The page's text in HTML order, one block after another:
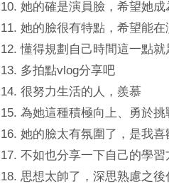
10. 她的確是演員臉，希望她
11. 她的臉很有特點，希望能
12. 懂得規劃自己時間這一點
13. 多拍點vlog分享吧
14. 很努力生活的人，羨慕
15. 為她這種積極向上、勇於挑
16. 她的臉太有氛圍了，是我
17. 不如也分享一下自己的學習
18. 思想太帥了，深思熟慮之後